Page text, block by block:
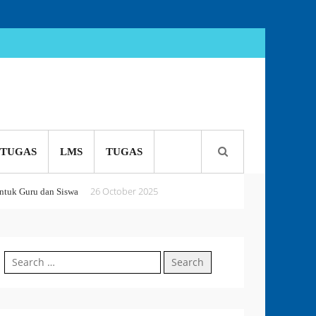
TUGAS LMS TUGAS
Guru dan Siswa 26 October 2025
18 September 2025
Search
for: